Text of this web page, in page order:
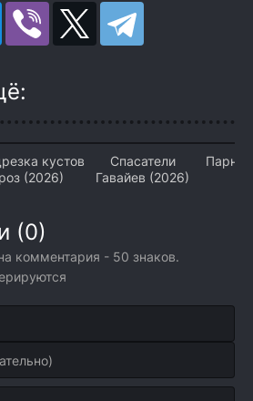
кустов
роз (2026)
Спасатели
Гавайев (2026)
(0)
комментария - 50 знаков.